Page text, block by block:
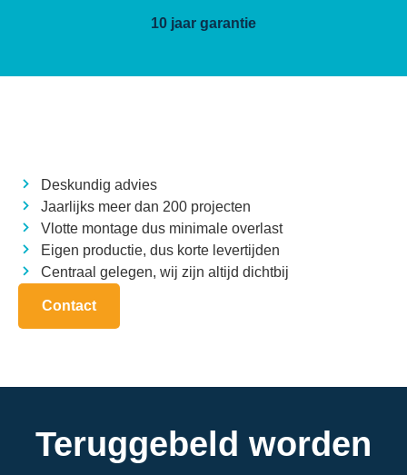
10 jaar garantie
Deskundig advies
Jaarlijks meer dan 200 projecten
Vlotte montage dus minimale overlast
Eigen productie, dus korte levertijden
Centraal gelegen, wij zijn altijd dichtbij
Contact
Teruggebeld worden